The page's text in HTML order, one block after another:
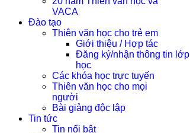
VACA
Đào tạo
Thiên văn học cho trẻ em
Giới thiệu / Hợp tác
Đăng ký/nhận thông tin lớp
học
Các khóa học trực tuyến
Thiên văn học cho mọi
người
Bài giảng độc lập
Tin tức
Tin nổi bật